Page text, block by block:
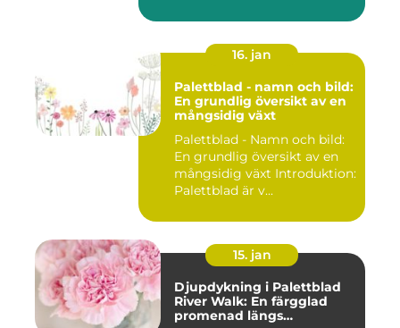
16. jan
Palettblad - namn och bild:
En grundlig översikt av en
mångsidig växt
Palettblad - Namn och bild:
En grundlig översikt av en
mångsidig växt Introduktion:
Palettblad är v...
15. jan
Djupdykning i Palettblad
River Walk: En färgglad
promenad längs